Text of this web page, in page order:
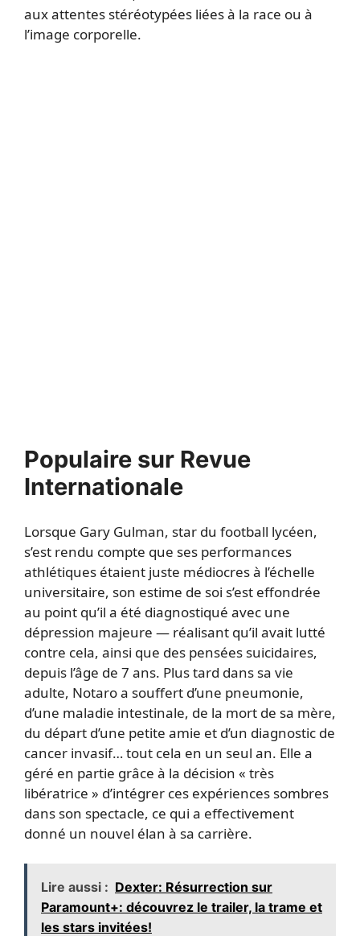
aux attentes stéréotypées liées à la race ou à
l’image corporelle.
Populaire sur Revue
Internationale
Lorsque Gary Gulman, star du football lycéen,
s’est rendu compte que ses performances
athlétiques étaient juste médiocres à l’échelle
universitaire, son estime de soi s’est effondrée
au point qu’il a été diagnostiqué avec une
dépression majeure — réalisant qu’il avait lutté
contre cela, ainsi que des pensées suicidaires,
depuis l’âge de 7 ans. Plus tard dans sa vie
adulte, Notaro a souffert d’une pneumonie,
d’une maladie intestinale, de la mort de sa mère,
du départ d’une petite amie et d’un diagnostic de
cancer invasif… tout cela en un seul an. Elle a
géré en partie grâce à la décision « très
libératrice » d’intégrer ces expériences sombres
dans son spectacle, ce qui a effectivement
donné un nouvel élan à sa carrière.
Lire aussi : Dexter: Résurrection sur
Paramount+: découvrez le trailer, la trame et
les stars invitées!